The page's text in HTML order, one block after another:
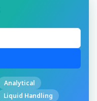
Analytical
Liquid Handling